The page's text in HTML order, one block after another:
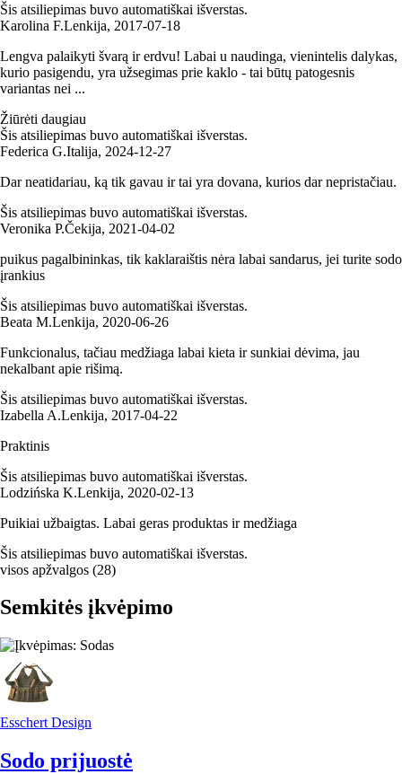
Šis atsiliepimas buvo automatiškai išverstas.
Karolina F.Lenkija, 2017‑07‑18
Lengva palaikyti švarą ir erdvu! Labai u naudinga, vienintelis dalykas,
kurio pasigendu, yra užsegimas prie kaklo - tai būtų patogesnis
variantas nei ...
Žiūrėti daugiau
Šis atsiliepimas buvo automatiškai išverstas.
Federica G.Italija, 2024‑12‑27
Dar neatidariau, ką tik gavau ir tai yra dovana, kurios dar nepristačiau.
Šis atsiliepimas buvo automatiškai išverstas.
Veronika P.Čekija, 2021‑04‑02
puikus pagalbininkas, tik kaklaraištis nėra labai sandarus, jei turite sodo
įrankius
Šis atsiliepimas buvo automatiškai išverstas.
Beata M.Lenkija, 2020‑06‑26
Funkcionalus, tačiau medžiaga labai kieta ir sunkiai dėvima, jau
nekalbant apie rišimą.
Šis atsiliepimas buvo automatiškai išverstas.
Izabella A.Lenkija, 2017‑04‑22
Praktinis
Šis atsiliepimas buvo automatiškai išverstas.
Lodzińska K.Lenkija, 2020‑02‑13
Puikiai užbaigtas. Labai geras produktas ir medžiaga
Šis atsiliepimas buvo automatiškai išverstas.
visos apžvalgos (28)
Semkitės įkvėpimo
Esschert Design
Sodo prijuostė